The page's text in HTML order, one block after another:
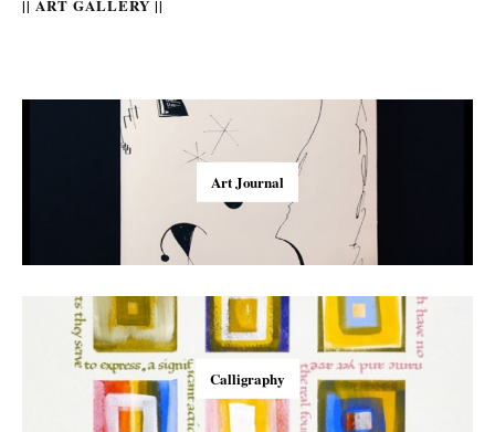
|| ART GALLERY ||
Art Journal
Calligraphy